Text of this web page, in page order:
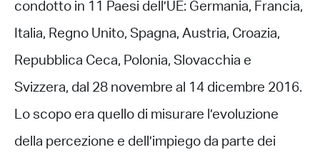
condotto in 11 Paesi dell’UE: Germania, Francia,
Italia, Regno Unito, Spagna, Austria, Croazia,
Repubblica Ceca, Polonia, Slovacchia e
Svizzera, dal 28 novembre al 14 dicembre 2016.
Lo scopo era quello di misurare l’evoluzione
della percezione e dell’impiego da parte dei